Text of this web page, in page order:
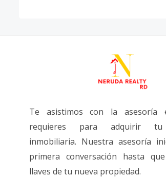
Te asistimos con la asesoría
requieres para adquirir tu
inmobiliaria. Nuestra asesoría
primera conversación hasta
llaves de tu nueva propiedad.